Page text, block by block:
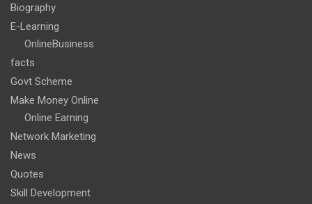
Biography
E-Learning
OnlineBusiness
facts
Govt Scheme
Make Money Online
Online Earning
Network Marketing
News
Quotes
Skill Development